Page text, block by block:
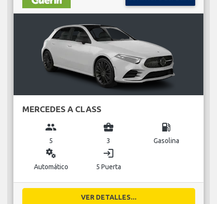
MERCEDES A CLASS
group
5
business_center
3
local_gas_station
Gasolina
miscellaneous_services
Automático
login
5 Puerta
VER DETALLES...